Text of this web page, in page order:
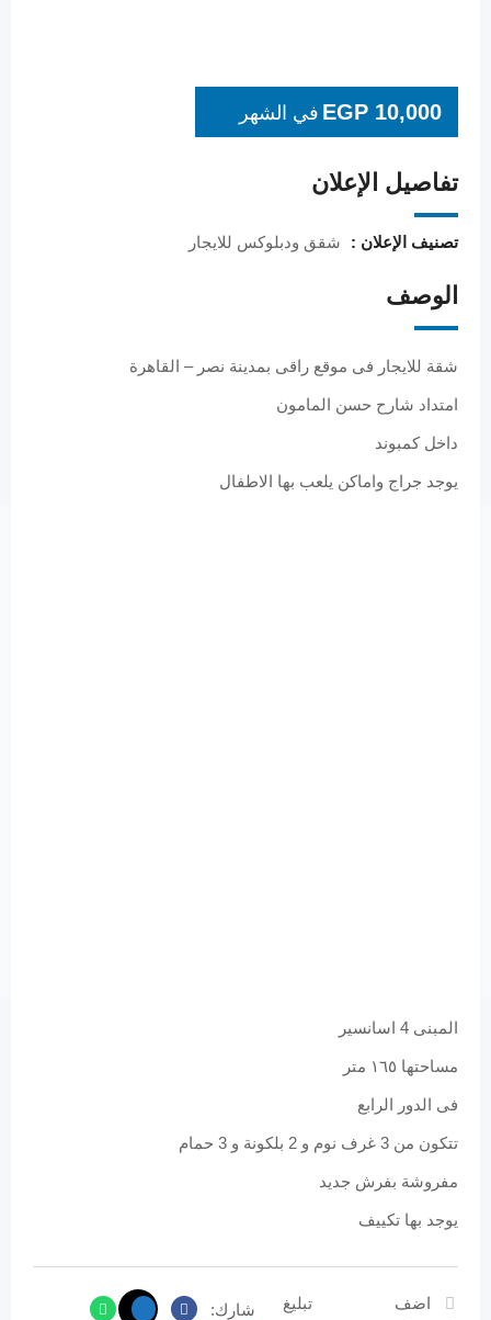
EGP 10,000 في الشهر
تفاصيل الإعلان
تصنيف الإعلان : شقق ودبلوكس للايجار
الوصف
شقة للايجار فى موقع راقى بمدينة نصر – القاهرة
امتداد شارح حسن المامون
داخل كمبوند
يوجد جراج واماكن يلعب بها الاطفال
المبنى 4 اسانسير
مساحتها ١٦٥ متر
فى الدور الرابع
تتكون من 3 غرف نوم و 2 بلكونة و 3 حمام
مفروشة بفرش جديد
يوجد بها تكييف
اضف
تبليغ شارك: